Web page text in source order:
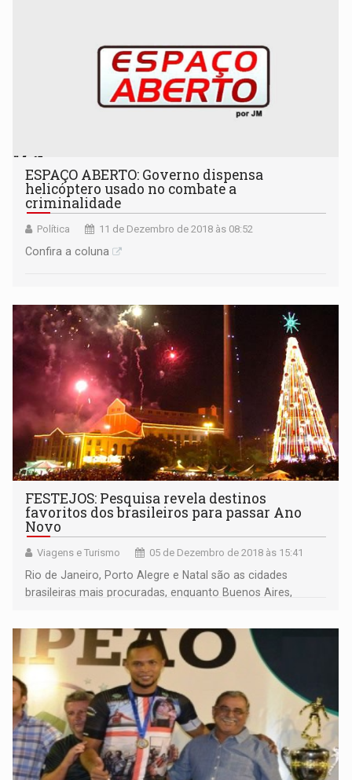
ESPAÇO ABERTO: Governo dispensa
helicóptero usado no combate a
criminalidade
Política 11 de Dezembro de 2018 às 08:52
Confira a coluna
FESTEJOS: Pesquisa revela destinos
favoritos dos brasileiros para passar Ano
Novo
Viagens e Turismo 05 de Dezembro de 2018 às 15:41
Rio de Janeiro, Porto Alegre e Natal são as cidades
brasileiras mais procuradas, enquanto Buenos Aires,